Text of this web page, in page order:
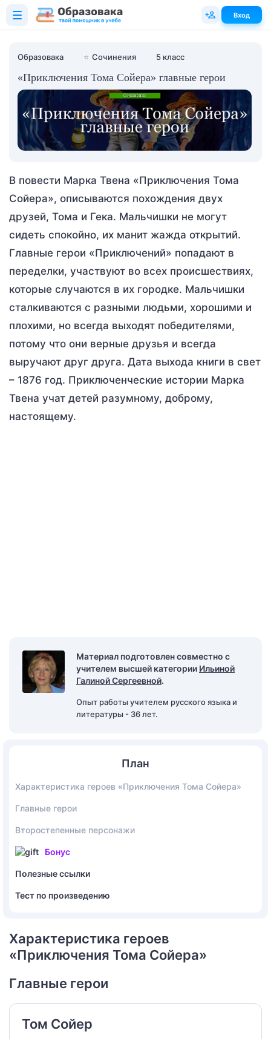
Образовака ⭐ Сочинения 5 класс
«Приключения Тома Сойера» главные герои
В повести Марка Твена «Приключения Тома
Сойера», описываются похождения двух
друзей, Тома и Гека. Мальчишки не могут
сидеть спокойно, их манит жажда открытий.
Главные герои «Приключений» попадают в
переделки, участвуют во всех происшествиях,
которые случаются в их городке. Мальчишки
сталкиваются с разными людьми, хорошими и
плохими, но всегда выходят победителями,
потому что они верные друзья и всегда
выручают друг друга. Дата выхода книги в свет
– 1876 год. Приключенческие истории Марка
Твена учат детей разумному, доброму,
настоящему.
Материал подготовлен совместно с
учителем высшей категории Ильиной
Галиной Сергеевной.
Опыт работы учителем русского языка и
литературы - 36 лет.
План
Характеристика героев «Приключения Тома Сойера»
Главные герои
Второстепенные персонажи
Бонус
Полезные ссылки
Тест по произведению
Характеристика героев
«Приключения Тома Сойера»
Главные герои
Том Сойер
Вход